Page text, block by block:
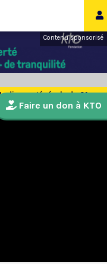
Contenu sponsorisé
générale du 31
Faire un don à KTO